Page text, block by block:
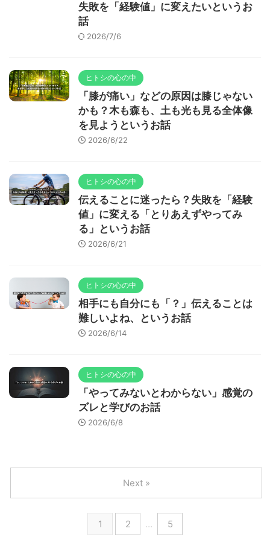
失敗を「経験値」に変えたいというお
話
2026/7/6
ヒトシの心の中
「膝が痛い」などの原因は膝じゃない
かも？木も森も、土も光も見る全体像
を見ようというお話
2026/6/22
ヒトシの心の中
伝えることに迷ったら？失敗を「経験
値」に変える「とりあえずやってみ
る」というお話
2026/6/21
ヒトシの心の中
相手にも自分にも「？」伝えることは
難しいよね、というお話
2026/6/14
ヒトシの心の中
「やってみないとわからない」感覚の
ズレと学びのお話
2026/6/8
1 2 … 5
Next »